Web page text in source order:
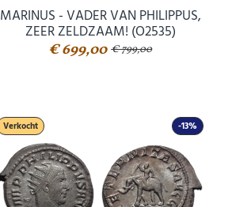
MARINUS - VADER VAN PHILIPPUS,
ZEER ZELDZAAM! (O2535)
€ 699,00 € 799,00
-13%
Verkocht